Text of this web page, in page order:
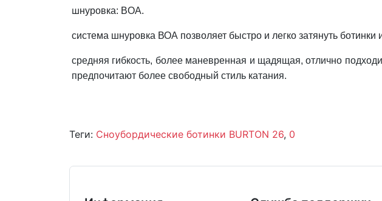
шнуровка: BOA.
система шнуровка ВОА позволяет быстро и легко затянуть ботинки
средняя гибкость, более маневренная и щадящая, отлично
предпочитают более свободный стиль катания.
Теги: Сноубордические ботинки BURTON 26, 0